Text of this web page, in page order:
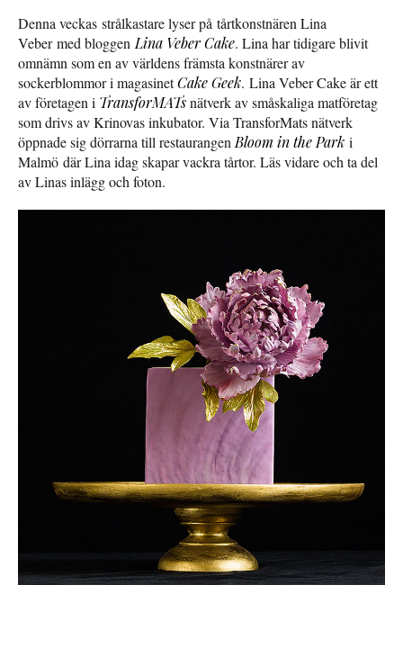
Denna veckas strålkastare lyser på tårtkonstnären Lina
Veber med bloggen Lina Veber Cake. Lina har tidigare blivit
omnämn som en av världens främsta konstnärer av
sockerblommor i magasinetCake Geek. Lina Veber Cake är ett
av företagen i TransforMATsnätverk av småskaliga matföretag
som drivs av Krinovas inkubator. Via TransforMats nätverk
öppnade sig dörrarna till restaurangen Bloom in the Park i
Malmö där Lina idag skapar vackra tårtor. Läs vidare och ta del
av Linas inlägg och foton.